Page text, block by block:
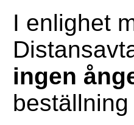
I enlighet
ingen